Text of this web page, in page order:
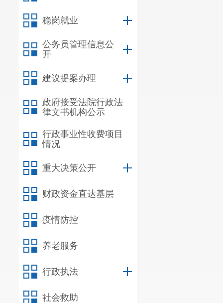
稳岗就业
公务员管理信息公
开
建议提案办理
政府接受法院行政法
律文书机构公示
行政事业性收费项目
情况
重大决策公开
财政资金直达基层
疫情防控
养老服务
行政执法
社会救助